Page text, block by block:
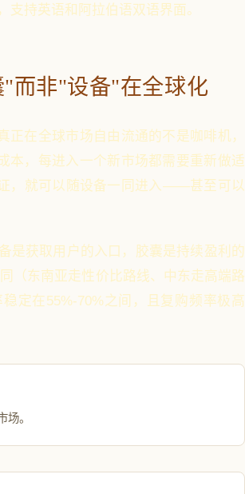
持英语和阿拉伯语双语界面。
而非"设备"在全球化
正在全球市场自由流通的不是咖啡机，
本，每进入一个新市场都需要重新做适
，就可以随设备一同进入——甚至可以
是获取用户的入口，胶囊是持续盈利的
（东南亚走性价比路线、中东走高端路
定在55%-70%之间，且复购频率极高
。